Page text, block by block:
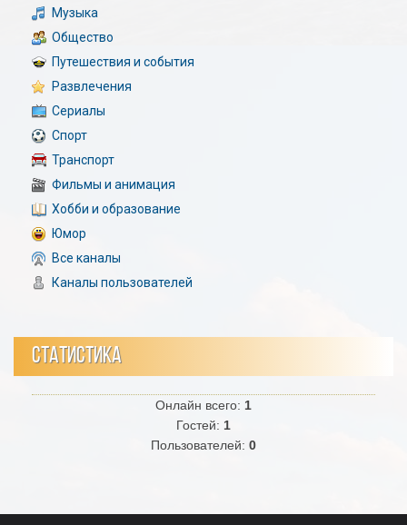
Музыка
Общество
Путешествия и события
Развлечения
Сериалы
Спорт
Транспорт
Фильмы и анимация
Хобби и образование
Юмор
Все каналы
Каналы пользователей
СТАТИСТИКА
Онлайн всего: 1
Гостей: 1
Пользователей: 0